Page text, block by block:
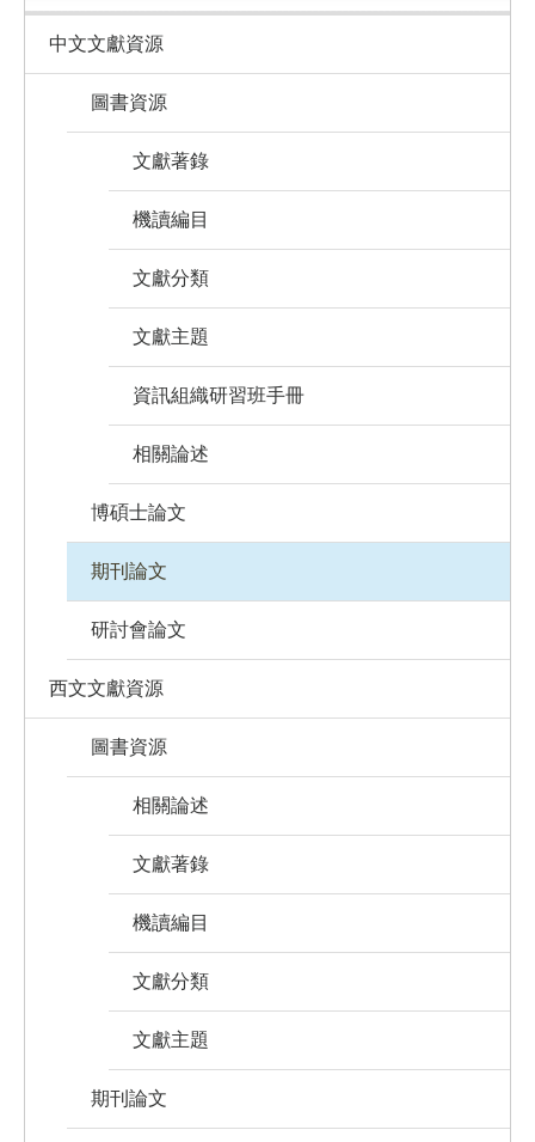
中文文獻資源
圖書資源
文獻著錄
機讀編目
文獻分類
文獻主題
資訊組織研習班手冊
相關論述
博碩士論文
期刊論文
研討會論文
西文文獻資源
圖書資源
相關論述
文獻著錄
機讀編目
文獻分類
文獻主題
期刊論文